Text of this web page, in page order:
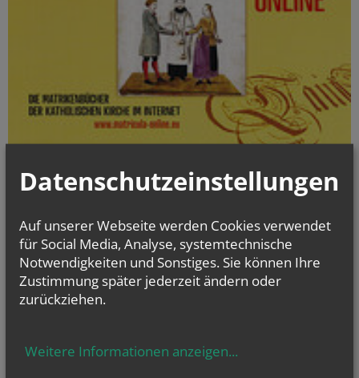
Die digitalisierten Matrikenbücher vom Beginn der jeweiligen
Matrikenführung an bis einschließlich 1938 können online kostenlos
gottesdienst.at
Stundenbuch Online
(tägliche liturgische Texte)
Telefonseelsorge
Datenschutzeinstellungen
Auf unserer Webseite werden Cookies verwendet
für Social Media, Analyse, systemtechnische
Notwendigkeiten und Sonstiges. Sie können Ihre
Zustimmung später jederzeit ändern oder
zurückziehen.
Weitere Informationen anzeigen...